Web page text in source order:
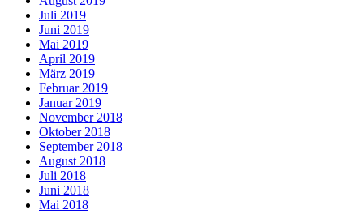
Juli 2019
Juni 2019
Mai 2019
April 2019
März 2019
Februar 2019
Januar 2019
November 2018
Oktober 2018
September 2018
August 2018
Juli 2018
Juni 2018
Mai 2018